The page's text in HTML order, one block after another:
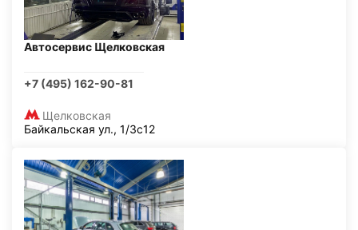
Автосервис Щелковская
+7 (495) 162-90-81
Щелковская
Байкальская ул., 1/3с12